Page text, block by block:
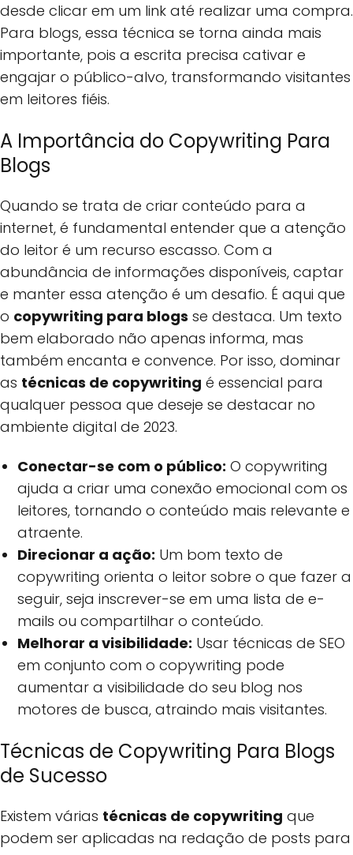
desde clicar em um link até realizar uma compra.
Para blogs, essa técnica se torna ainda mais
importante, pois a escrita precisa cativar e
engajar o público-alvo, transformando visitantes
em leitores fiéis.
A Importância do Copywriting Para
Blogs
Quando se trata de criar conteúdo para a
internet, é fundamental entender que a atenção
do leitor é um recurso escasso. Com a
abundância de informações disponíveis, captar
e manter essa atenção é um desafio. É aqui que
o copywriting para blogs se destaca. Um texto
bem elaborado não apenas informa, mas
também encanta e convence. Por isso, dominar
as técnicas de copywriting é essencial para
qualquer pessoa que deseje se destacar no
ambiente digital de 2023.
Conectar-se com o público: O copywriting
ajuda a criar uma conexão emocional com os
leitores, tornando o conteúdo mais relevante e
atraente.
Direcionar a ação: Um bom texto de
copywriting orienta o leitor sobre o que fazer a
seguir, seja inscrever-se em uma lista de e-
mails ou compartilhar o conteúdo.
Melhorar a visibilidade: Usar técnicas de SEO
em conjunto com o copywriting pode
aumentar a visibilidade do seu blog nos
motores de busca, atraindo mais visitantes.
Técnicas de Copywriting Para Blogs
de Sucesso
Existem várias técnicas de copywriting que
podem ser aplicadas na redação de posts para